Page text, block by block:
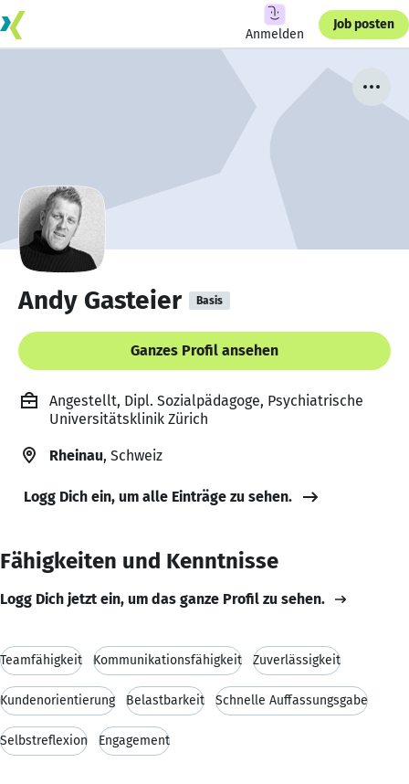
Anmelden
Job posten
Andy Gasteier Basis
Ganzes Profil ansehen
Angestellt, Dipl. Sozialpädagoge, Psychiatrische
Universitätsklinik Zürich
Rheinau, Schweiz
Logg Dich ein, um alle Einträge zu sehen.
Fähigkeiten und Kenntnisse
Logg Dich jetzt ein, um das ganze Profil zu sehen.
Teamfähigkeit Kommunikationsfähigkeit Zuverlässigkeit
Kundenorientierung Belastbarkeit Schnelle Auffassungsgabe
Selbstreflexion Engagement